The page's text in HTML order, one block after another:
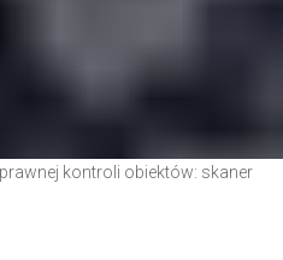
kontroli obiektów: skaner